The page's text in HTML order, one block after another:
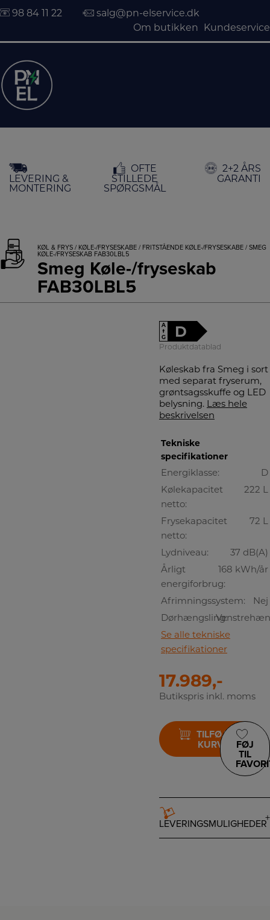
indholdet
98 84 11 22
salg@pn-elservice.dk
Om butikken
Kundeservice
LEVERING &
MONTERING
OFTE
STILLEDE
SPØRGSMÅL
2+2 ÅRS
GARANTI
KØL & FRYS / KØLE-/FRYSESKABE / FRITSTÅENDE KØLE-/FRYSESKABE / SMEG
KØLE-/FRYSESKAB FAB30LBL5
Smeg Køle-/fryseskab
FAB30LBL5
A
↑
G
D
Produktdatablad
Køleskab fra Smeg i sort
med separat fryserum,
grøntsagsskuffe og LED
belysning. Læs hele
beskrivelsen
Tekniske
specifikationer
Energiklasse:
D
Kølekapacitet
netto:
222 L
Frysekapacitet
netto:
72 L
Lydniveau:
37 dB(A)
Årligt
energiforbrug:
168 kWh/år
Afrimningssystem:
Nej
Dørhængsling:
Se alle tekniske
specifikationer
17.989,-
Butikspris inkl. moms
TILFØJ TIL
KURV
FØJ
TIL
LEVERINGSMULIGHEDER